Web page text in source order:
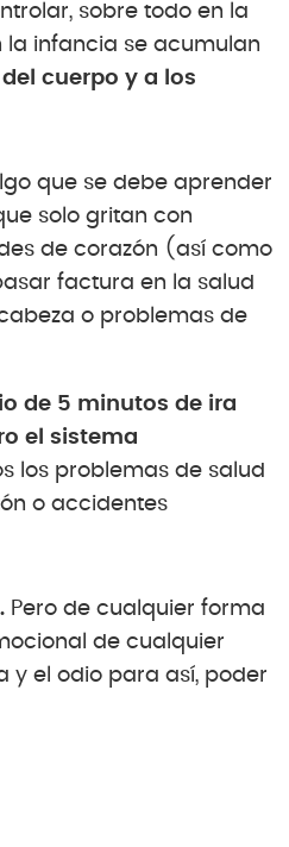
sobre todo en la
la infancia se acumulan
cuerpo y a los
que se debe aprender
solo gritan con
de corazón (así como
factura en la salud
o problemas de
de 5 minutos de ira
el sistema
los problemas de salud
o accidentes
Pero de cualquier forma
de cualquier
y el odio para así, poder